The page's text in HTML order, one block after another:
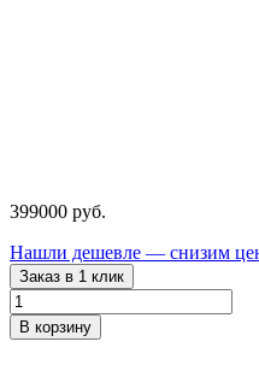
399000 руб.
Нашли дешевле — снизим
Заказ в 1 клик
Количество
товара
ВПТ150-
В корзину